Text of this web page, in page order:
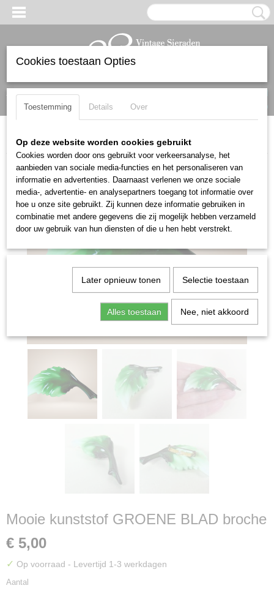
Inloggen Registreren
(0)
Home >Broches>Mooie kunststof GROENE BLAD broche
Mooie kunststof GROENE BLAD broche
€ 5,00
✓ Op voorraad - Levertijd 1-3 werkdagen
Aantal
Cookies toestaan Opties
Toestemming Details Over
Op deze website worden cookies gebruikt
Cookies worden door ons gebruikt voor verkeersanalyse, het
aanbieden van sociale media-functies en het personaliseren van
informatie en advertenties. Daarnaast verlenen we onze sociale
media-, advertentie- en analysepartners toegang tot informatie over
hoe u onze site gebruikt. Zij kunnen deze informatie gebruiken in
combinatie met andere gegevens die zij mogelijk hebben verzameld
door uw gebruik van hun diensten of die u hen hebt verstrekt.
Later opnieuw tonen Selectie toestaan
Alles toestaan Nee, niet akkoord